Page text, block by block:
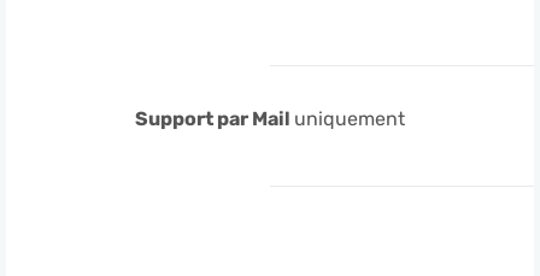
Support par Mail uniquement